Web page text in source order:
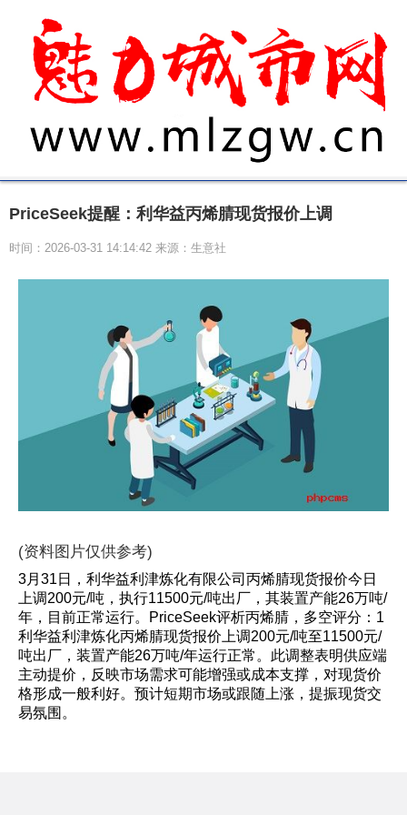
PriceSeek提醒：利华益丙烯腈现货报价上调
时间：2026-03-31 14:14:42 来源：生意社
(资料图片仅供参考)
3月31日，利华益利津炼化有限公司丙烯腈现货报价今日
上调200元/吨，执行11500元/吨出厂，其装置产能26万吨/
年，目前正常运行。PriceSeek评析丙烯腈，多空评分：1
利华益利津炼化丙烯腈现货报价上调200元/吨至11500元/
吨出厂，装置产能26万吨/年运行正常。此调整表明供应端
主动提价，反映市场需求可能增强或成本支撑，对现货价
格形成一般利好。预计短期市场或跟随上涨，提振现货交
易氛围。